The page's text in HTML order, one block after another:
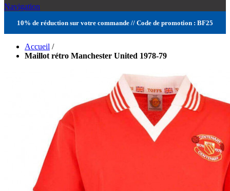
Navigation
10% de réduction sur votre commande // Code de promotion : BF25
Accueil /
Maillot rétro Manchester United 1978-79